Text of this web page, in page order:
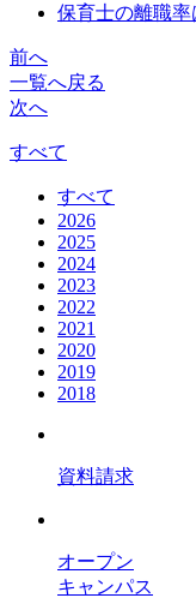
保育士の離職率
前へ
一覧へ戻る
次へ
すべて
すべて
2026
2025
2024
2023
2022
2021
2020
2019
2018
資料請求
オープン
キャンパス